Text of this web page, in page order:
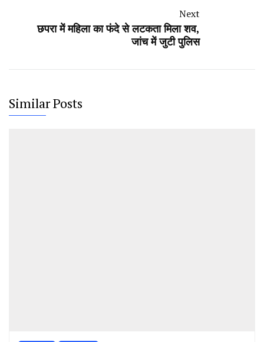
Next
छपरा में महिला का फंदे से लटकता मिला शव,
जांच में जुटी पुलिस
Similar Posts